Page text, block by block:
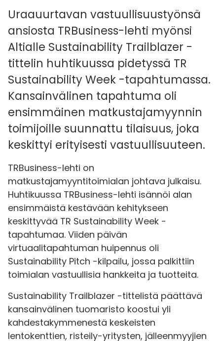
Uraauurtavan vastuullisuustyönsä
ansiosta TRBusiness-lehti myönsi
Altialle Sustainability Trailblazer -
tittelin huhtikuussa pidetyssä TR
Sustainability Week -tapahtumassa.
Kansainvälinen tapahtuma oli
ensimmäinen matkustajamyynnin
toimijoille suunnattu tilaisuus, joka
keskittyi erityisesti vastuullisuuteen.
TRBusiness-lehti on
matkustajamyyntitoimialan johtava julkaisu.
Huhtikuussa TRBusiness-lehti isännöi alan
ensimmäistä kestävään kehitykseen
keskittyvää TR Sustainability Week -
tapahtumaa. Viiden päivän
virtuaalitapahtuman huipennus oli
Sustainability Pitch -kilpailu, jossa palkittiin
toimialan vastuullisia hankkeita ja tuotteita.
Sustainability Trailblazer -tittelistä päättävä
kansainvälinen tuomaristo koostui yli
kahdestakymmenestä keskeisten
lentokenttien, ​​risteily-yritysten, ​​jälleenmyyjien